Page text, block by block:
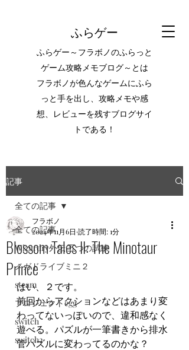
ふらゲー
ふらゲー～フラボノのふらっと
ゲーム攻略メモブログ～とは
フラボノが色んなゲームにふら
っと手を出し、攻略メモや感
想、レビューを残すブログサイ
トである！
記事
全ての記事
Wizardry外伝 五つの試練
メガドライブミニ２
steam
プロジェクトegg
switch
switch2
全ての記事
Blossom Tales II: The Minotaur
Prince
フラボノ
2024年11月6日 読了時間: 1分
はい、２です。
前回からアクションなどはあまり変
わってないっぽいので、違和感なく
遊べる。パズルが一筆書きから排水
管パズルに変わってるのかな？